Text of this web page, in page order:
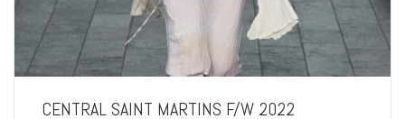
CENTRAL SAINT MARTINS F/W 2022